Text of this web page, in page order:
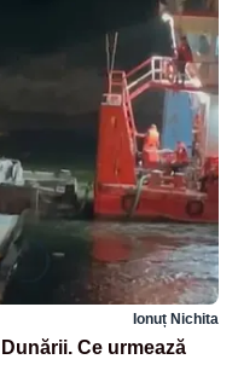
Ionuț Nichita
Ce urmează